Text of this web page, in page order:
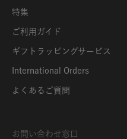
特集
ご利用ガイド
ギフトラッピングサービス
International Orders
よくあるご質問
お問い合わせ窓口